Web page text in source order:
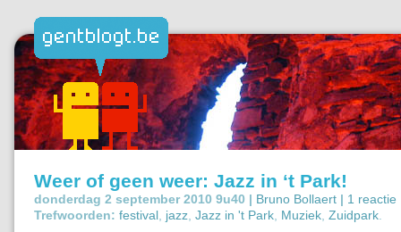
Weer of geen weer: Jazz in ‘t Park!
donderdag 2 september 2010 9u40 | Bruno Bollaert | 1 reactie
Trefwoorden: festival jazz Jazz in 't Park Muziek Zuidpark